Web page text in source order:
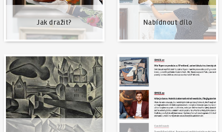
Jak dražit? Nabídnout dílo
Naše nejvyšší prodeje Napsali o nás